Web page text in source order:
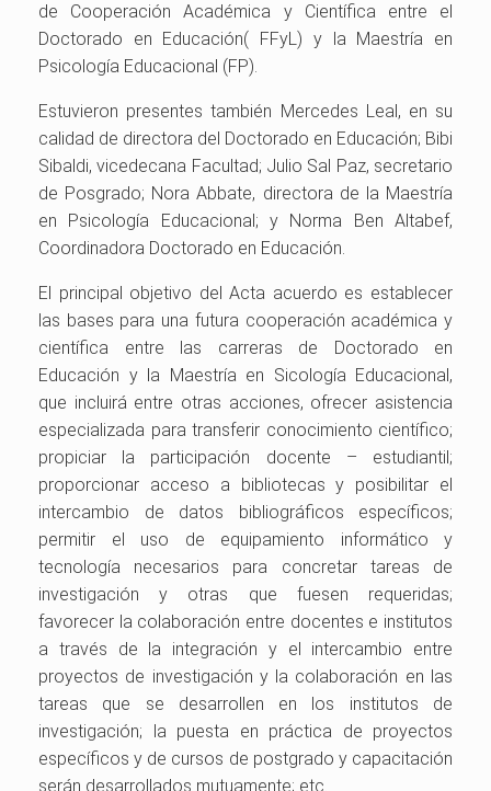
de Cooperación Académica y Científica entre el
Doctorado en Educación( FFyL) y la Maestría en
Psicología Educacional (FP).
Estuvieron presentes también Mercedes Leal, en su
calidad de directora del Doctorado en Educación; Bibi
Sibaldi, vicedecana Facultad; Julio Sal Paz, secretario
de Posgrado; Nora Abbate, directora de la Maestría
en Psicología Educacional; y Norma Ben Altabef,
Coordinadora Doctorado en Educación.
El principal objetivo del Acta acuerdo es establecer
las bases para una futura cooperación académica y
científica entre las carreras de Doctorado en
Educación y la Maestría en Sicología Educacional,
que incluirá entre otras acciones, ofrecer asistencia
especializada para transferir conocimiento científico;
propiciar la participación docente – estudiantil;
proporcionar acceso a bibliotecas y posibilitar el
intercambio de datos bibliográficos específicos;
permitir el uso de equipamiento informático y
tecnología necesarios para concretar tareas de
investigación y otras que fuesen requeridas;
favorecer la colaboración entre docentes e institutos
a través de la integración y el intercambio entre
proyectos de investigación y la colaboración en las
tareas que se desarrollen en los institutos de
investigación; la puesta en práctica de proyectos
específicos y de cursos de postgrado y capacitación
serán desarrollados mutuamente; etc.